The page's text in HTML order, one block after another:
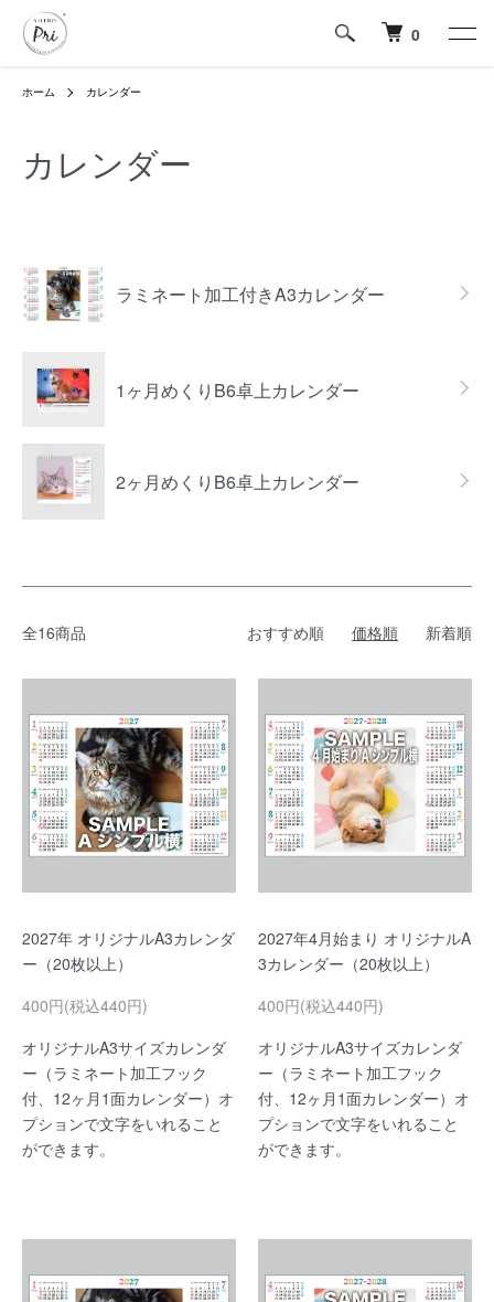
0
ホーム カレンダー
カレンダー
ラミネート加工付きA3カレンダー
1ヶ月めくりB6卓上カレンダー
2ヶ月めくりB6卓上カレンダー
全16商品 おすすめ順 価格順 新着順
2027年 オリジナルA3カレンダ
ー（20枚以上）
400円(税込440円)
オリジナルA3サイズカレンダ
ー（ラミネート加工フック
付、12ヶ月1面カレンダー）オ
プションで文字をいれること
ができます。
2027年4月始まり オリジナルA
3カレンダー（20枚以上）
400円(税込440円)
オリジナルA3サイズカレンダ
ー（ラミネート加工フック
付、12ヶ月1面カレンダー）オ
プションで文字をいれること
ができます。